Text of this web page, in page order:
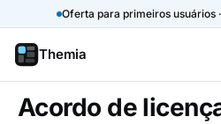
Oferta para primeiros usuários
Themia
Acordo de